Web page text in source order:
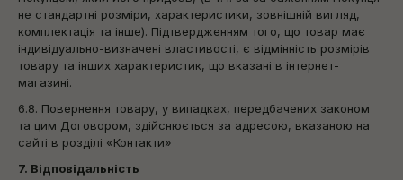
не стандартні розміри, характеристики, зовнішній вигляд,
комплектація та інше). Підтвердженням того, що товар має
індивідуально-визначені властивості, є відмінність розмірів
товару та інших характеристик, що вказані в інтернет-
магазині.
6.8. Повернення товару, у випадках, передбачених законом
та цим Договором, здійснюється за адресою, вказаною на
сайті в розділі «Контакти»
7. Відповідальність